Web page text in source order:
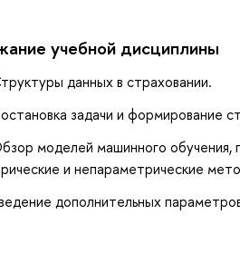
учебной дисциплины
данных в страховании.
задачи и формирование
моделей машинного обучения,
и непараметрические
дополнительных